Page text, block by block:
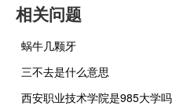
相关问题
蜗牛几颗牙
三不去是什么意思
西安职业技术学院是985大学吗